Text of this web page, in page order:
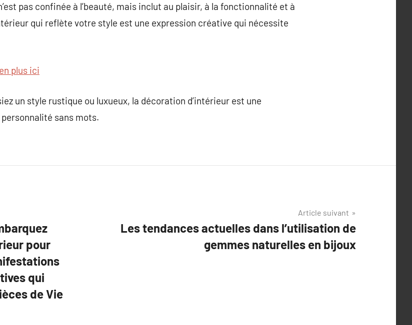
pas confinée à l’beauté, mais inclut au plaisir, à la fonctionnalité et à
qui reflète votre style est une expression créative qui nécessite
plus ici
un style rustique ou luxueux, la décoration d’intérieur est une
sans mots.
pour
qui
de Vie
Article suivant
Les tendances actuelles dans l’utilisation de
gemmes naturelles en bijoux